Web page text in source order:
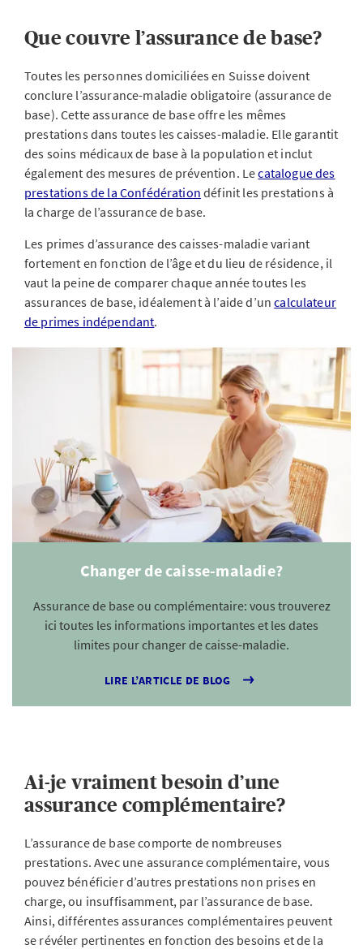
Que couvre l’assurance de base?
Toutes les personnes domiciliées en Suisse doivent
conclure l’assurance-maladie obligatoire (assurance de
base). Cette assurance de base offre les mêmes
prestations dans toutes les caisses-maladie. Elle garantit
des soins médicaux de base à la population et inclut
également des mesures de prévention. Lecatalogue des
prestations de la Confédération définit les prestations à
la charge de l’assurance de base.
Les primes d’assurance des caisses-maladie variant
fortement en fonction de l’âge et du lieu de résidence, il
vaut la peine de comparer chaque année toutes les
assurances de base, idéalement à l’aide d’uncalculateur
de primes indépendant.
Changer de caisse-maladie?
Assurance de base ou complémentaire: vous trouverez
ici toutes les informations importantes et les dates
limites pour changer de caisse-maladie.
LIRE L’ARTICLE DE BLOG
Ai-je vraiment besoin d’une
assurance complémentaire?
L’assurance de base comporte de nombreuses
prestations. Avec une assurance complémentaire, vous
pouvez bénéficier d’autres prestations non prises en
charge, ou insuffisamment, par l’assurance de base.
Ainsi, différentes assurances complémentaires peuvent
se révéler pertinentes en fonction des besoins et de la